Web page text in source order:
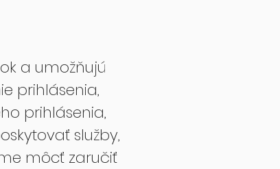
a umožňujú
prihlásenia,
prihlásenia,
služby,
môcť zaručiť